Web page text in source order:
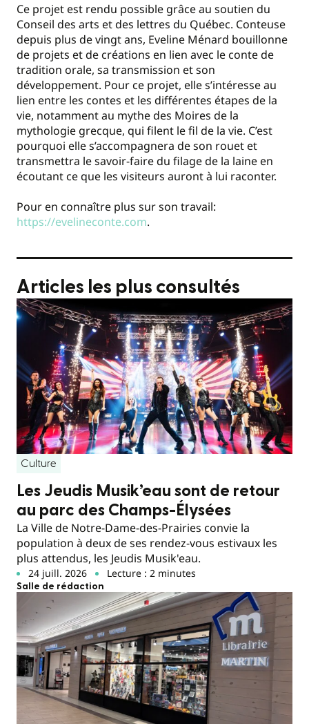
Ce projet est rendu possible grâce au soutien du
Conseil des arts et des lettres du Québec. Conteuse
depuis plus de vingt ans, Eveline Ménard bouillonne
de projets et de créations en lien avec le conte de
tradition orale, sa transmission et son
développement. Pour ce projet, elle s’intéresse au
lien entre les contes et les différentes étapes de la
vie, notamment au mythe des Moires de la
mythologie grecque, qui filent le fil de la vie. C’est
pourquoi elle s’accompagnera de son rouet et
transmettra le savoir-faire du filage de la laine en
écoutant ce que les visiteurs auront à lui raconter.
Pour en connaître plus sur son travail:
https://evelineconte.com.
Articles les plus consultés
Culture
Les Jeudis Musik’eau sont de retour
au parc des Champs-Élysées
La Ville de Notre-Dame-des-Prairies convie la
population à deux de ses rendez-vous estivaux les
plus attendus, les Jeudis Musik'eau.
24 juill. 2026 Lecture : 2 minutes
Salle de rédaction